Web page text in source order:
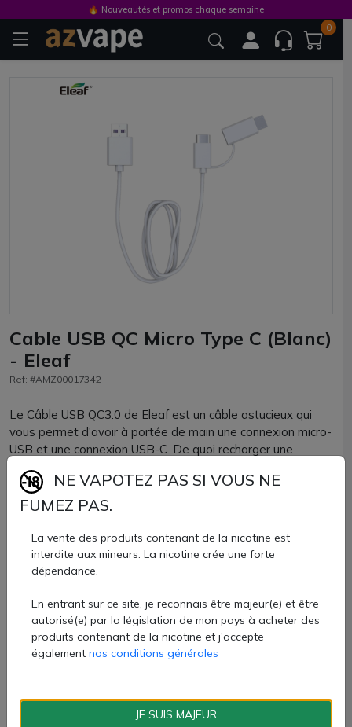
0
Cable USB QC Micro Type C (Blanc)
- Eleaf
Ref: #AMZ00017342
Le Câble USB QC3.0 de Eleaf est un câble astucieux qui
vous permet d'avoir à portée de main une connexion micro-
USB et une connexion USB-C. De quoi recharger une
grande variété de cigarettes électroniques !
Il dispose de la charge rapide pour tous les kits avec
Câble USB Eleaf vendu à l'unité chez AZVape.
Quantité
AJOUTER À MON PANIER
🔥 Nouveautés et promos chaque semaine
NE VAPOTEZ PAS SI VOUS NE
FUMEZ PAS.
La vente des produits contenant de la nicotine est
interdite aux mineurs. La nicotine crée une forte
dépendance.
En entrant sur ce site, je reconnais être majeur(e) et être
autorisé(e) par la législation de mon pays à acheter des
produits contenant de la nicotine et j'accepte
également nos conditions générales
JE SUIS MAJEUR